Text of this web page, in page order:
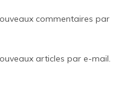
commentaires par
articles par e-mail.